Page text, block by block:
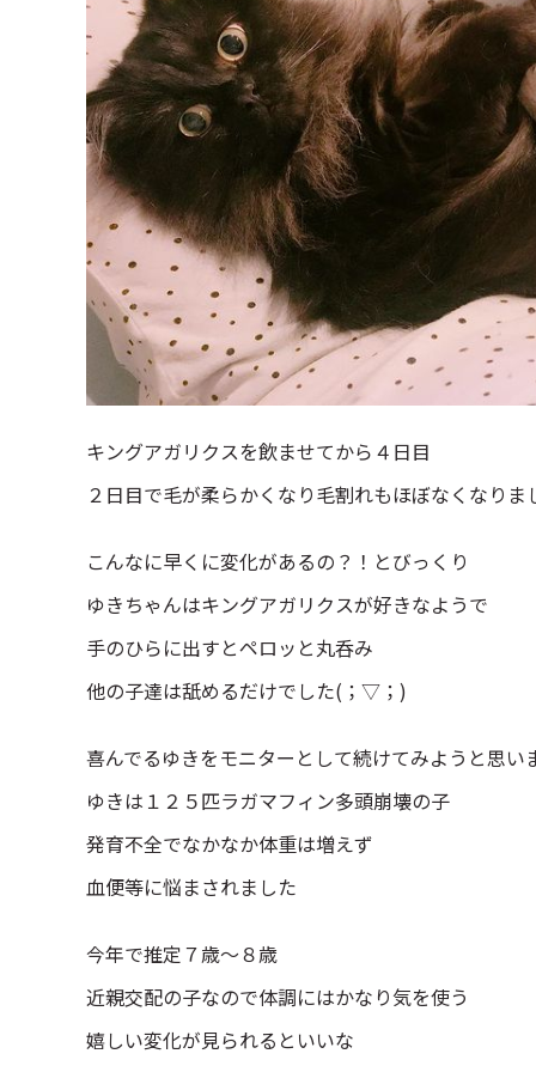
キングアガリクスを飲ませてから４日目
２日目で毛が柔らかくなり毛割れもほぼなくなりま
こんなに早くに変化があるの？！とびっくり
ゆきちゃんはキングアガリクスが好きなようで
手のひらに出すとペロッと丸呑み
他の子達は舐めるだけでした(；▽；)
喜んでるゆきをモニターとして続けてみようと思い
ゆきは１２５匹ラガマフィン多頭崩壊の子
発育不全でなかなか体重は増えず
血便等に悩まされました
今年で推定７歳～８歳
近親交配の子なので体調にはかなり気を使う
嬉しい変化が見られるといいな